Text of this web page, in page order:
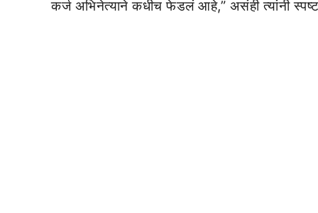
कर्ज अभिनेत्याने कधीच फेडलं आहे,” असंही त्यांनी